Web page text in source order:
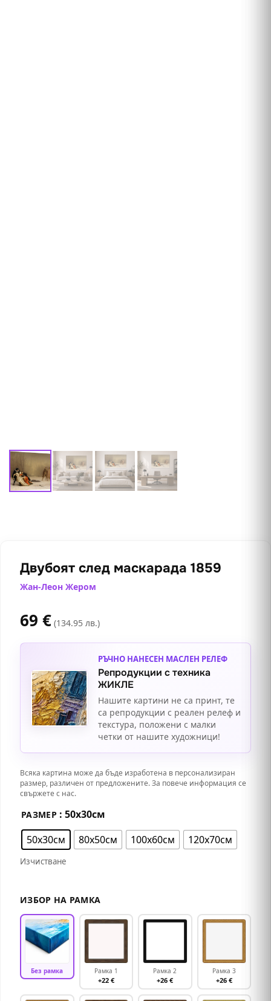
Двубоят след маскарада 1859
Жан-Леон Жером
69 € (134.95 лв.)
РЪЧНО НАНЕСЕН МАСЛЕН РЕЛЕФ
Репродукции с техника
ЖИКЛЕ
Нашите картини не са принт, те
са репродукции с реален релеф и
текстура, положени с малки
четки от нашите художници!
Всяка картина може да бъде изработена в персонализиран
размер, различен от предложените. За повече информация се
свържете с нас.
РАЗМЕР : 50х30см
50х30см
80х50см 100х60см 120х70см
Изчистване
ИЗБОР НА РАМКА
Без рамка Рамка 1
+22 €
Рамка 2
+26 €
Рамка 3
+26 €